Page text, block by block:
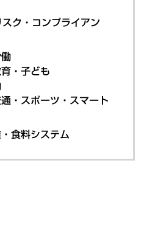
ク・コンプライアン
・子ども
・スポーツ・スマート
食料システム